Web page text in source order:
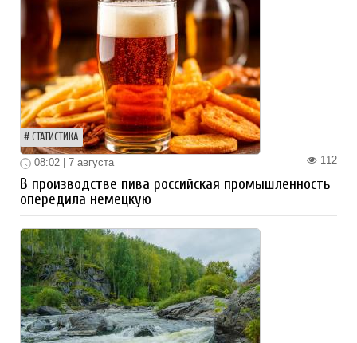
СТАТИСТИКА
112
08:02 | 7 августа
В производстве пива российская промышленность
опередила немецкую